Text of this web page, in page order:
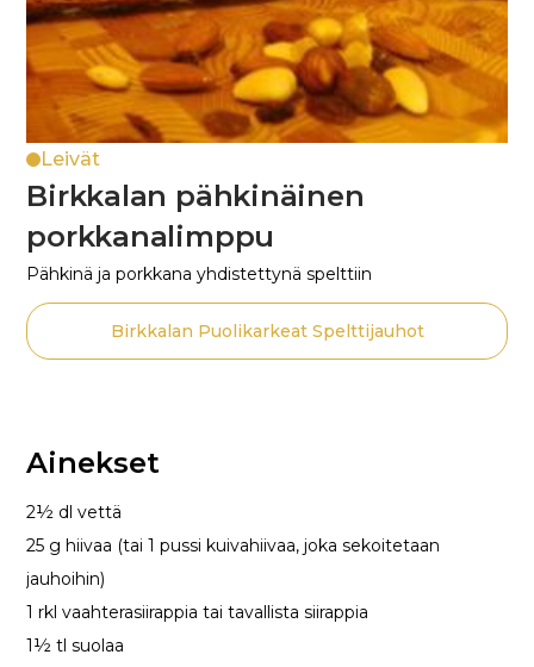
Leivät
Birkkalan pähkinäinen
porkkanalimppu
Pähkinä ja porkkana yhdistettynä spelttiin
Birkkalan Puolikarkeat Spelttijauhot
Ainekset
2½ dl vettä
25 g hiivaa (tai 1 pussi kuivahiivaa, joka sekoitetaan
jauhoihin)
1 rkl vaahterasiirappia tai tavallista siirappia
1½ tl suolaa